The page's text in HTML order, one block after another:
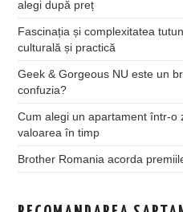
alegi după preț
Fascinația și complexitatea
culturală și practică
Geek & Gorgeous NU este un
confuzia?
Cum alegi un apartament într-o
valoarea în timp
Brother Romania acorda